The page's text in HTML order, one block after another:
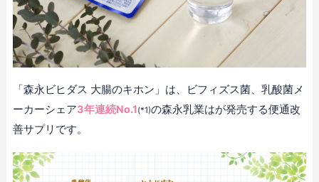
「森永ビヒダス 大腸のキホン」は、ビフィズス菌、乳酸菌メ
ーカーシェア3年連続No.1(*1)の森永乳業はが発売する便通改
善サプリです。